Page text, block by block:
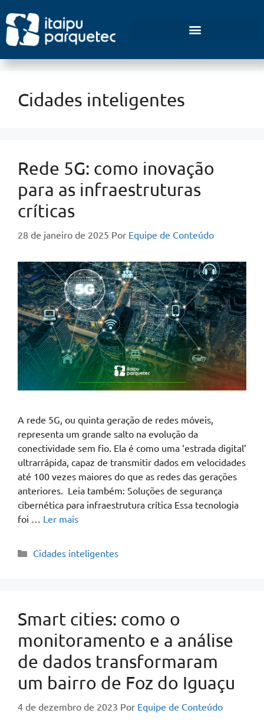
Cidades inteligentes
Rede 5G: como inovação
para as infraestruturas
críticas
28 de janeiro de 2025 Por Equipe de Conteúdo
A rede 5G, ou quinta geração de redes móveis,
representa um grande salto na evolução da
conectividade sem fio. Ela é como uma ‘estrada digital’
ultrarrápida, capaz de transmitir dados em velocidades
até 100 vezes maiores do que as redes das gerações
anteriores. Leia também: Soluções de segurança
cibernética para infraestrutura crítica Essa tecnologia
foi … Ler mais
Cidades inteligentes
Smart cities: como o
monitoramento e a análise
de dados transformaram
um bairro de Foz do Iguaçu
4 de dezembro de 2023 Por Equipe de Conteúdo